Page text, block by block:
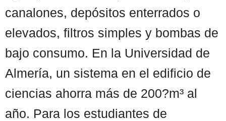
canalones, depósitos enterrados o
elevados, filtros simples y bombas de
bajo consumo. En la Universidad de
Almería, un sistema en el edificio de
ciencias ahorra más de 200?m³ al
año. Para los estudiantes de